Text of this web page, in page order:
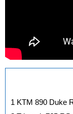
1
KTM 890 Duke